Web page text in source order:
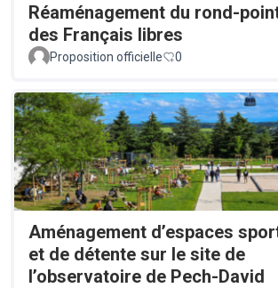
Réaménagement du rond-
des Français libres
Proposition officielle 0
Aménagement d’espaces
et de détente sur le site de
l’observatoire de Pech-David